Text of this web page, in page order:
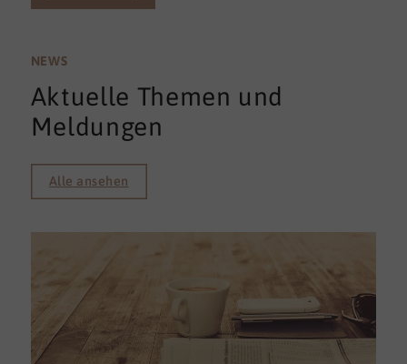
NEWS
Aktuelle Themen und
Meldungen
Alle ansehen